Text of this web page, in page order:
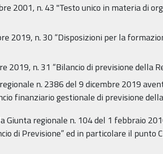
2001, n. 43 "Testo unico in materia di
2019, n. 30 “Disposizioni per la
2019, n. 31 “Bilancio di previsione della
n. 2386 del 9 dicembre 2019
finanziario gestionale di previsione
Giunta regionale n. 104 del 1 febbraio
di Previsione” ed in particolare il